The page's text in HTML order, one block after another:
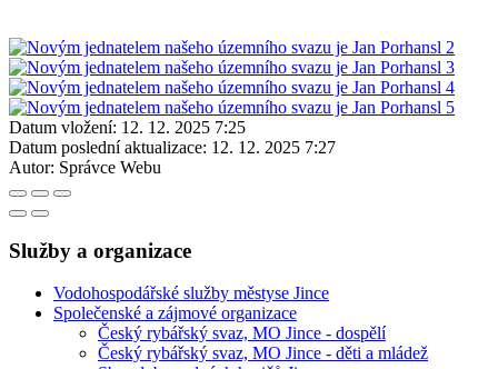
Datum vložení: 12. 12. 2025 7:25
Datum poslední aktualizace: 12. 12. 2025 7:27
Autor: Správce Webu
Služby a organizace
Vodohospodářské služby městyse Jince
Společenské a zájmové organizace
Český rybářský svaz, MO Jince - dospělí
Český rybářský svaz, MO Jince - děti a mládež